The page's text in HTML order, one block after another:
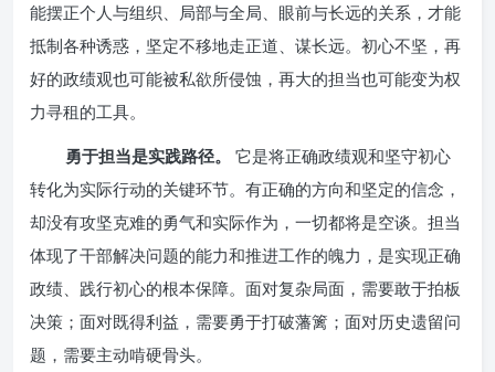
能摆正个人与组织、局部与全局、眼前与长远的关系，才能
抵制各种诱惑，坚定不移地走正道、谋长远。初心不坚，再
好的政绩观也可能被私欲所侵蚀，再大的担当也可能变为权
力寻租的工具。
勇于担当是实践路径。
它是将正确政绩观和坚守初心
转化为实际行动的关键环节。有正确的方向和坚定的信念，
却没有攻坚克难的勇气和实际作为，一切都将是空谈。担当
体现了干部解决问题的能力和推进工作的魄力，是实现正确
政绩、践行初心的根本保障。面对复杂局面，需要敢于拍板
决策；面对既得利益，需要勇于打破藩篱；面对历史遗留问
题，需要主动啃硬骨头。